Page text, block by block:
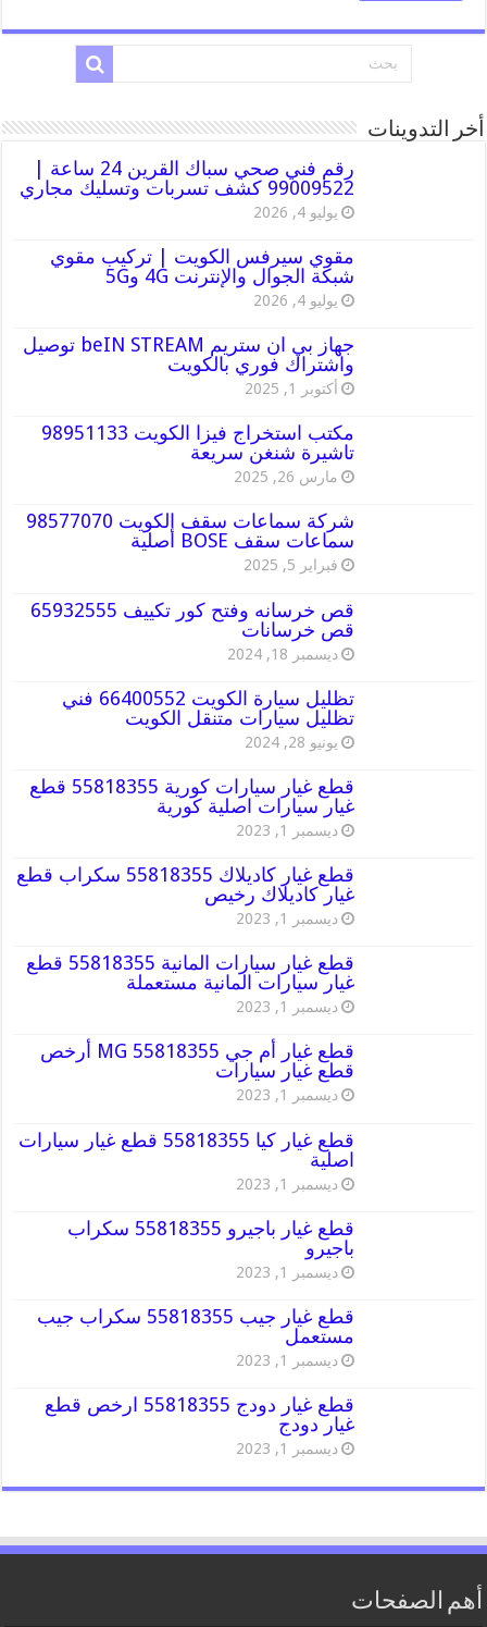
أخر التدوينات
رقم فني صحي سباك القرين 24 ساعة |
99009522 كشف تسربات وتسليك مجاري
يوليو 4, 2026
مقوي سيرفس الكويت | تركيب مقوي
شبكة الجوال والإنترنت 4G و5G
يوليو 4, 2026
جهاز بي ان ستريم beIN STREAM توصيل
واشتراك فوري بالكويت
أكتوبر 1, 2025
مكتب استخراج فيزا الكويت 98951133
تاشيرة شنغن سريعة
مارس 26, 2025
شركة سماعات سقف الكويت 98577070
سماعات سقف BOSE أصلية
فبراير 5, 2025
قص خرسانه وفتح كور تكييف 65932555
قص خرسانات
ديسمبر 18, 2024
تظليل سيارة الكويت 66400552 فني
تظليل سيارات متنقل الكويت
يونيو 28, 2024
قطع غيار سيارات كورية 55818355 قطع
غيار سيارات اصلية كورية
ديسمبر 1, 2023
قطع غيار كاديلاك 55818355 سكراب قطع
غيار كاديلاك رخيص
ديسمبر 1, 2023
قطع غيار سيارات المانية 55818355 قطع
غيار سيارات المانية مستعملة
ديسمبر 1, 2023
قطع غيار أم جي MG 55818355 أرخص
قطع غيار سيارات
ديسمبر 1, 2023
قطع غيار كيا 55818355 قطع غيار سيارات
اصلية
ديسمبر 1, 2023
قطع غيار باجيرو 55818355 سكراب
باجيرو
ديسمبر 1, 2023
قطع غيار جيب 55818355 سكراب جيب
مستعمل
ديسمبر 1, 2023
قطع غيار دودج 55818355 ارخص قطع
غيار دودج
ديسمبر 1, 2023
أهم الصفحات